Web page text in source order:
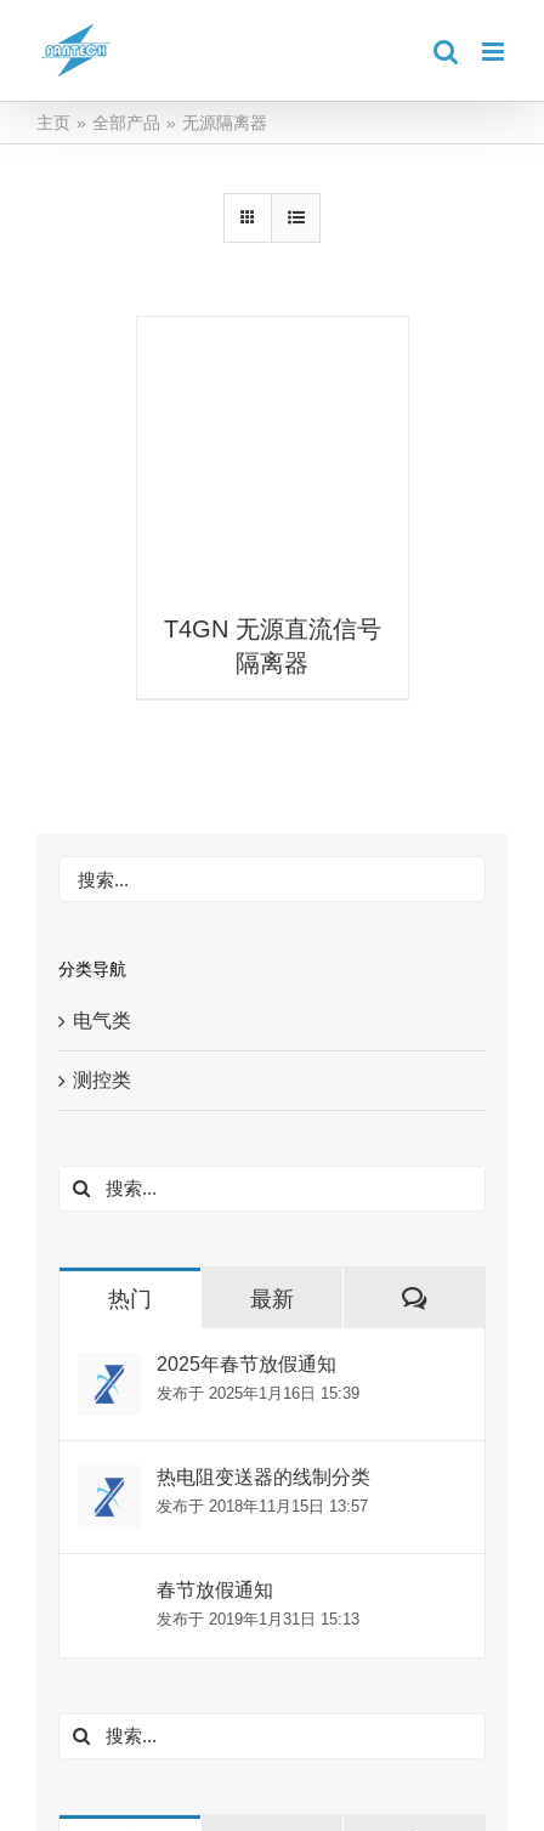
主页 » 全部产品 » 无源隔离器
T4GN 无源直流信号
隔离器
分类导航
电气类
测控类
搜
热门 最新
评
2025年春节放假通知
发布于 2025年1月16日 15:39
热电阻变送器的线制分类
发布于 2018年11月15日 13:57
春节放假通知
发布于 2019年1月31日 15:13
搜